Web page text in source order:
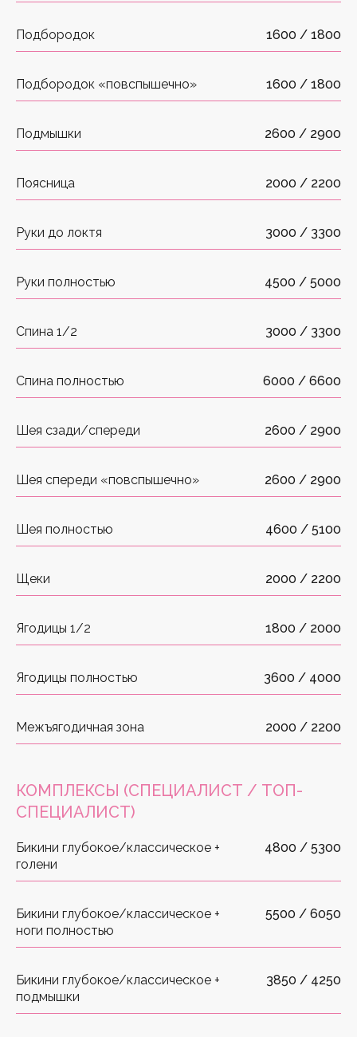
Подбородок 1600 / 1800
Подбородок «повспышечно» 1600 / 1800
Подмышки 2600 / 2900
Поясница 2000 / 2200
Руки до локтя 3000 / 3300
Руки полностью 4500 / 5000
Спина 1/2 3000 / 3300
Спина полностью 6000 / 6600
Шея сзади/спереди 2600 / 2900
Шея спереди «повспышечно» 2600 / 2900
Шея полностью 4600 / 5100
Щеки 2000 / 2200
Ягодицы 1/2 1800 / 2000
Ягодицы полностью 3600 / 4000
Межъягодичная зона 2000 / 2200
КОМПЛЕКСЫ (СПЕЦИАЛИСТ / ТОП-
СПЕЦИАЛИСТ)
Бикини глубокое/классическое +
голени
4800 / 5300
Бикини глубокое/классическое +
ноги полностью
5500 / 6050
Бикини глубокое/классическое +
подмышки
3850 / 4250